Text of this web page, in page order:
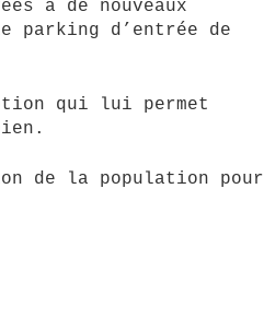
à de nouveaux
d’entrée de
qui lui permet
de la population pour